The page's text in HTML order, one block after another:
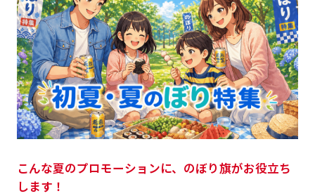
こんな夏のプロモーションに、のぼり旗がお役立ち
します！